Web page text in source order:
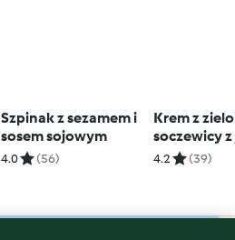
Szpinak z sezamem i
sosem sojowym
4.0 (56)
Krem z
soczewicy
4.2 (39)